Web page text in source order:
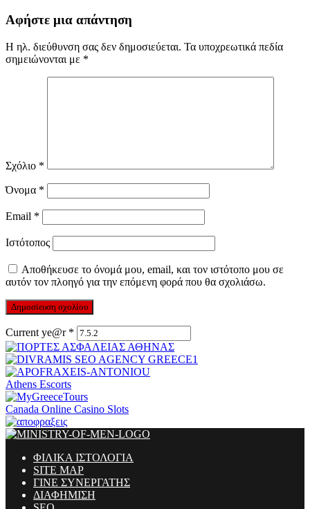
Αφήστε μια απάντηση
Η ηλ. διεύθυνση σας δεν δημοσιεύεται. Τα υποχρεωτικά πεδία
σημειώνονται με *
Σχόλιο *
Όνομα *
Email *
Ιστότοπος
Αποθήκευσε το όνομά μου, email, και τον ιστότοπο μου σε
αυτόν τον πλοηγό για την επόμενη φορά που θα σχολιάσω.
Current ye@r *
Athens Escorts
Canada Online Casino Slots
ΦΙΛΙΚΑ ΙΣΤΟΛΟΓΙΑ
SITE MAP
ΓΙΝΕ ΣΥΝΕΡΓΑΤΗΣ
ΔΙΑΦΗΜΙΣΗ